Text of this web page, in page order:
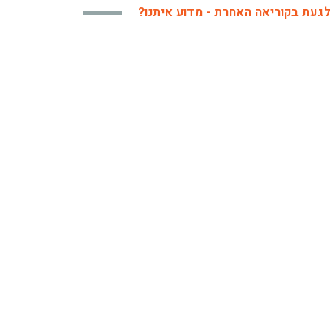
לגעת בקוריאה האחרת - מדוע איתנו?